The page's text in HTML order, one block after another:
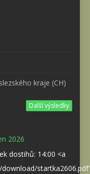
kraje (CH)
Další výsledky
2026
dostihů: 14:00 <a